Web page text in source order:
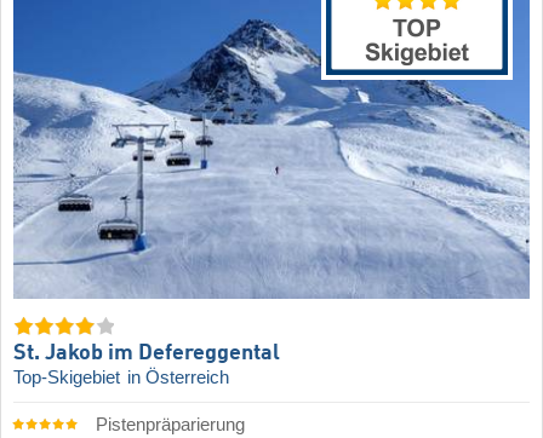
St. Jakob im Defereggental
Top-Skigebiet in Österreich
Pistenpräparierung